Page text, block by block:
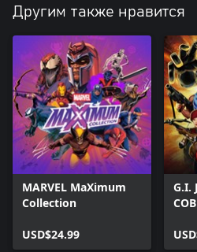
Другим также нравится
MARVEL MaXimum
Collection
USD$24.99
G.I.